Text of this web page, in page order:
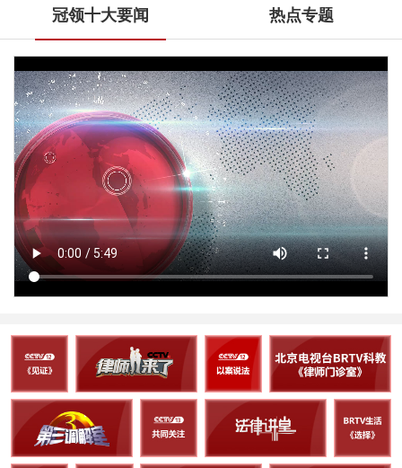
冠领十大要闻 热点专题